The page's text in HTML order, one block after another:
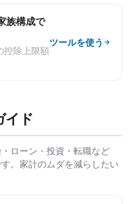
族構成で
控除上限額
ツールを使う
イド
ローン・投資・転職など
。家計のムダを減らしたい